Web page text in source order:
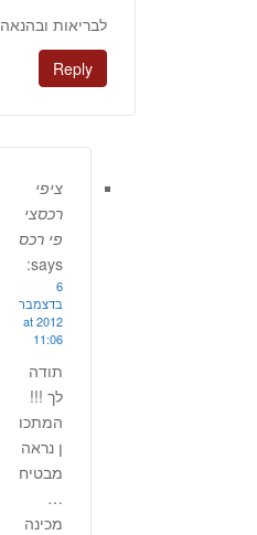
לבריאות ובהנאה
Reply
ציפי
רכסצי
פי רכס
says:
6
בדצמבר
2012 at
11:06
תודה
לך !!!
המתכו
ן נראה
מבטיח
…
מכינה